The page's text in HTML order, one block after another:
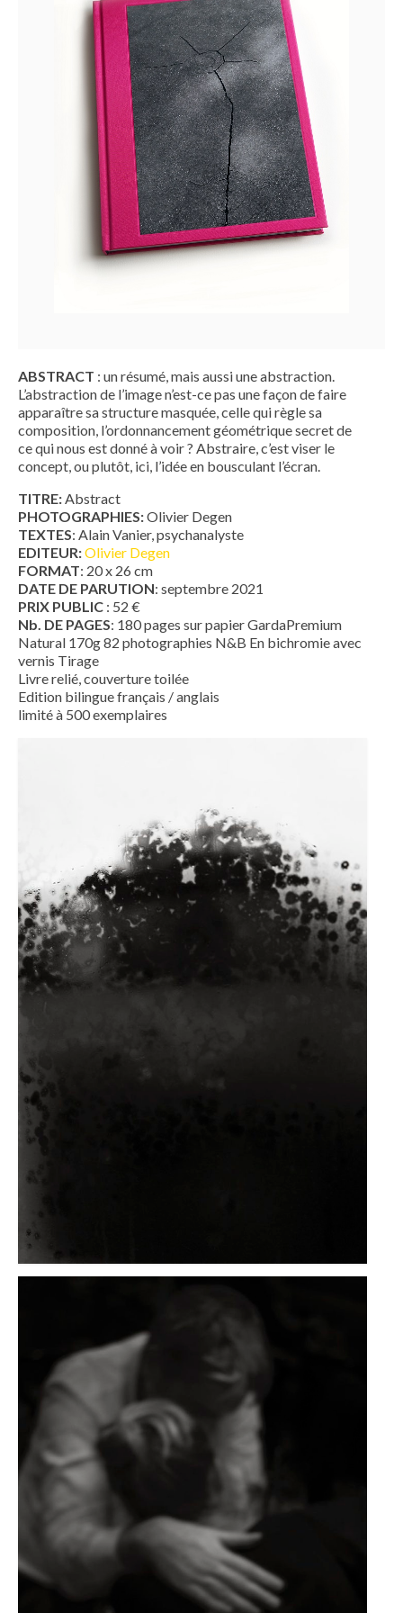
ABSTRACT : un résumé, mais aussi une abstraction.
L’abstraction de l’image n’est-ce pas une façon de faire
apparaître sa structure masquée, celle qui règle sa
composition, l’ordonnancement géométrique secret de
ce qui nous est donné à voir ? Abstraire, c’est viser le
concept, ou plutôt, ici, l’idée en bousculant l’écran.
TITRE:Abstract
PHOTOGRAPHIES:Olivier Degen
TEXTES: Alain Vanier, psychanalyste
EDITEUR:Olivier Degen
FORMAT: 20 x 26 cm
DATE DE PARUTION: septembre 2021
PRIX PUBLIC : 52 €
Nb. DE PAGES: 180 pages sur papier GardaPremium
Natural 170g 82 photographies N&B En bichromie avec
vernis Tirage
Livre relié, couverture toilée
Edition bilingue français / anglais
limité à 500 exemplaires